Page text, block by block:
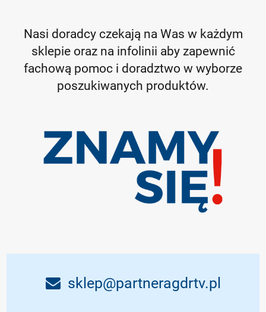
Nasi doradcy czekają na Was w każdym
sklepie oraz na infolinii aby zapewnić
fachową pomoc i doradztwo w wyborze
poszukiwanych produktów.
sklep@partneragdrtv.pl